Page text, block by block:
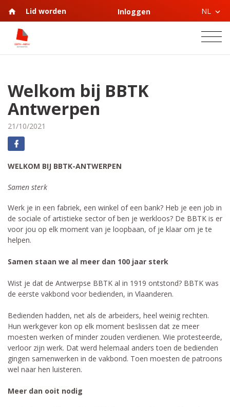
Lid worden Inloggen NL
Welkom bij BBTK
Antwerpen
21/10/2021
WELKOM BIJ BBTK-ANTWERPEN
Samen sterk
Werk je in een fabriek, een winkel of een bank? Heb je een job in
de sociale of artistieke sector of ben je werkloos? De BBTK is er
voor jou op elk moment van je loopbaan, of je klaar om je te
helpen.
Samen staan we al meer dan 100 jaar sterk
Wist je dat de Antwerpse BBTK al in 1919 ontstond? BBTK was
de eerste vakbond voor bedienden, in Vlaanderen.
Bedienden hadden, net als de arbeiders, heel weinig rechten.
Hun werkgever kon op elk moment beslissen dat ze meer
moesten werken of minder zouden verdienen. Wie protesteerde,
verloor zijn werk. Dat werd helemaal anders toen de bedienden
gingen samenwerken in de vakbond. Toen moesten de patroons
wel naar hen luisteren.
Meer dan ooit nodig